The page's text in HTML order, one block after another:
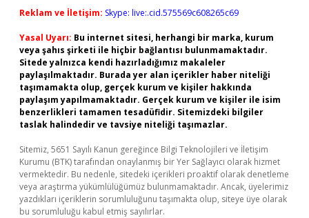
Reklam ve İletişim: Skype: live:.cid.575569c608265c69
Yasal Uyarı: Bu internet sitesi, herhangi bir marka, kurum
veya şahıs şirketi ile hiçbir bağlantısı bulunmamaktadır.
Sitede yalnızca kendi hazırladığımız makaleler
paylaşılmaktadır. Burada yer alan içerikler haber niteliği
taşımamakta olup, gerçek kurum ve kişiler hakkında
paylaşım yapılmamaktadır. Gerçek kurum ve kişiler ile isim
benzerlikleri tamamen tesadüfidir. Sitemizdeki bilgiler
taslak halindedir ve tavsiye niteliği taşımazlar.
Sitemiz, 5651 Sayılı Kanun gereğince Bilgi Teknolojileri ve İletişim
Kurumu (BTK) tarafından onaylanmış bir Yer Sağlayıcı olarak hizmet
vermektedir. Bu nedenle, sitedeki içerikleri proaktif olarak denetleme
veya araştırma yükümlülüğümüz bulunmamaktadır. Ancak, üyelerimiz
yazdıkları içeriklerin sorumluluğunu taşımakta olup, siteye üye olarak
bu sorumluluğu kabul etmiş sayılırlar.